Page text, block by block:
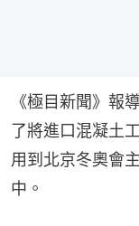
《極目新聞》報
了將進口混凝土
用到北京冬奧會
中。